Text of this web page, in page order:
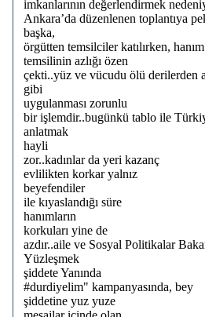
imkanlarının değerlendirmek
Ankara’da düzenlenen toplantıya
başka,
örgütten temsilciler katılırken, hanım
temsilinin azlığı özen
çekti..yüz ve vücudu ölü derilerden
gibi
uygulanması zorunlu
bir işlemdir..bugünkü tablo ile
anlatmak
hayli
zor..kadınlar da yeri kazanç
evlilikten korkar yalnız
beyefendiler
ile kıyaslandığı süre
hanımların
korkuları yine de
azdır..aile ve Sosyal Politikalar
Yüzleşmek
şiddete Yanında
#durdiyelim" kampanyasında, bey
şiddetine yuz yuze